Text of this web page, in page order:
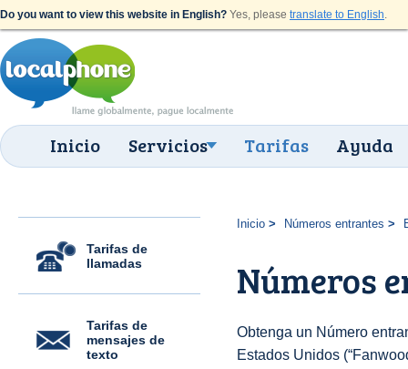
Do you want to view this website in English? Yes, please translate to English.
Inicio Servicios Tarifas Ayuda
Tarifas de
llamadas
Tarifas de
mensajes de
texto
Inicio Números entrantes
Números
Obtenga un Número
Estados Unidos